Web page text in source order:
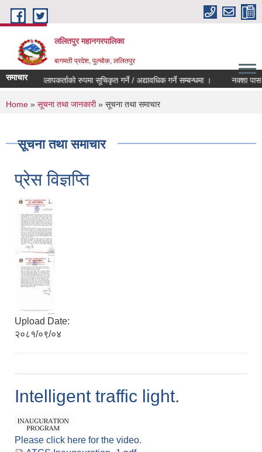
Skip to main content
ललितपुर महानगरपालिका
बागमती प्रदेश, पुल्चोक, ललितपुर
समाचारमेलमिलापकर्ताको रुपमा सूचिकृत गर्ने / अद्यावधिक गर्ने सम्बन्धमा । नक्शा पास
You are here
Home » सूचना तथा जानकारी» सूचना तथा समाचार
सूचना तथा समाचार
प्रेस विज्ञप्ति
Upload Date:
२०८१/०९/०४
Intelligent traffic light.
Please click here for the video.